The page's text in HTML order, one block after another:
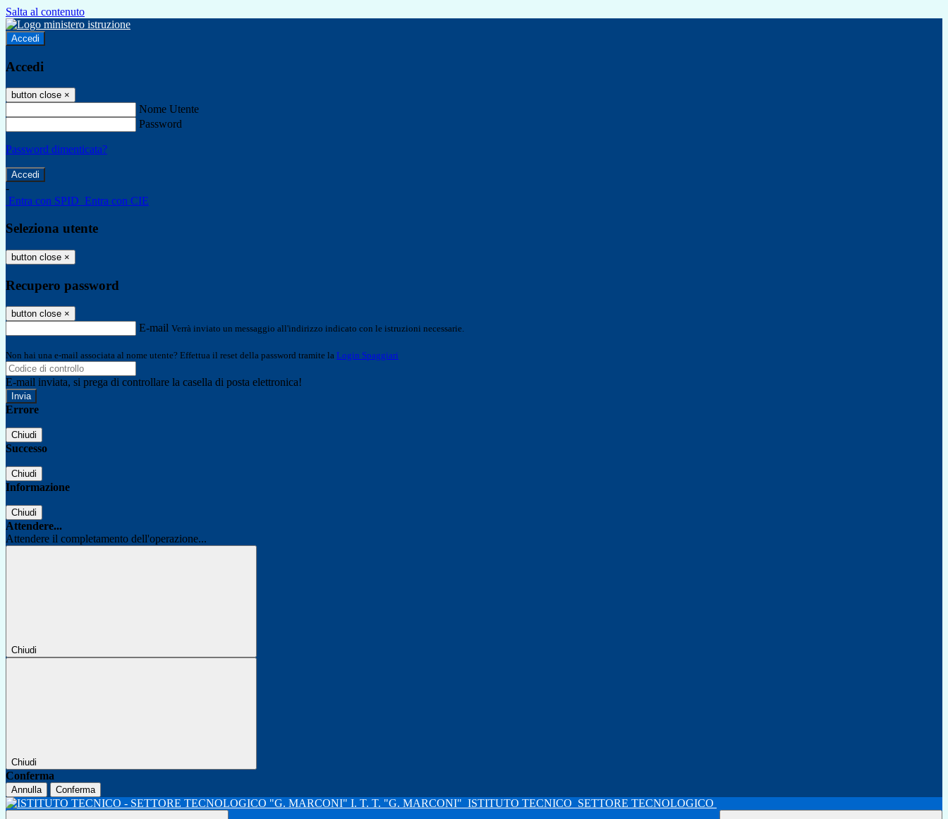
Salta al contenuto
Accedi
Accedi
button close ×
Nome Utente
Password
Password dimenticata?
-
Entra con SPID Entra con CIE
Seleziona utente
button close ×
Recupero password
button close ×
E-mail Verrà inviato un messaggio all'indirizzo indicato con le istruzioni necessarie.
Non hai una e-mail associata al nome utente? Effettua il reset della password tramite la Login Spaggiari
E-mail inviata, si prega di controllare la casella di posta elettronica!
Errore
Chiudi
Successo
Chiudi
Informazione
Chiudi
Attendere...
Attendere il completamento dell'operazione...
Chiudi
Chiudi
Conferma
Annulla Conferma
I. T. T. "G. MARCONI" ISTITUTO TECNICO SETTORE TECNOLOGICO